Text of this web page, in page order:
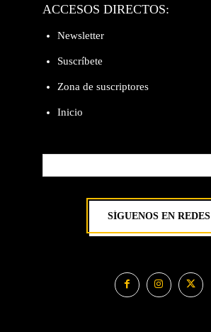
ACCESOS DIRECTOS:
Newsletter
Suscríbete
Zona de suscriptores
Inicio
SÍGUENOS EN REDES